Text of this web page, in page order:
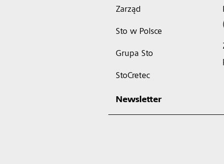
Zarząd
Sto w Polsce
Grupa Sto
StoCretec
Newsletter